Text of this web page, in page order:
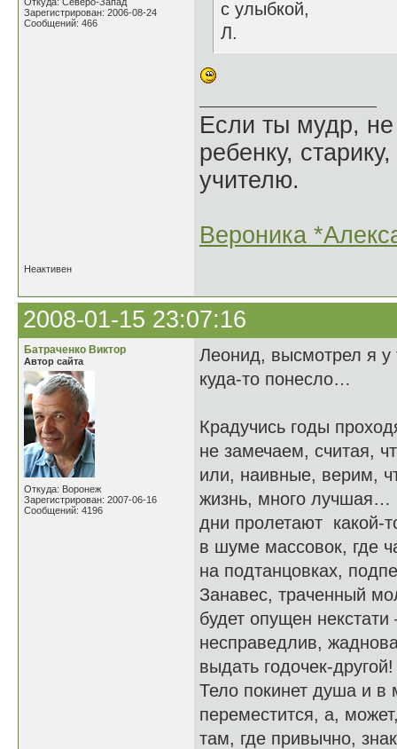
Зарегистрирован: 2006-08-24
Сообщений: 466
с улыбкой,
Л.
Если ты мудр, не
ребенку,
учителю.
Вероника
Неактивен
2008-01-15 23:07:16
Батраченко Виктор
Автор сайта
Откуда: Воронеж
Зарегистрирован: 2007-06-16
Сообщений: 4196
Леонид, высмотрел я
куда-то понесло…
Крадучись годы
не замечаем, считая,
или, наивные, верим,
жизнь, много
дни пролетают какой-
в шуме массовок, где
на подтанцовках,
Занавес, траченный
будет опущен
несправедлив,
выдать годочек-
Тело покинет душа и в
переместится, а,
там, где привычно,